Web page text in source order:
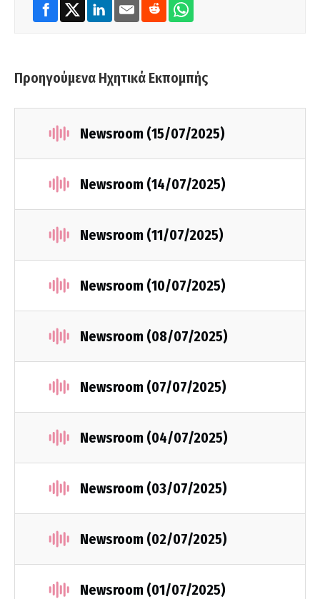
Προηγούμενα Ηχητικά Εκπομπής
Newsroom (15/07/2025)
Newsroom (14/07/2025)
Newsroom (11/07/2025)
Newsroom (10/07/2025)
Newsroom (08/07/2025)
Newsroom (07/07/2025)
Newsroom (04/07/2025)
Newsroom (03/07/2025)
Newsroom (02/07/2025)
Newsroom (01/07/2025)